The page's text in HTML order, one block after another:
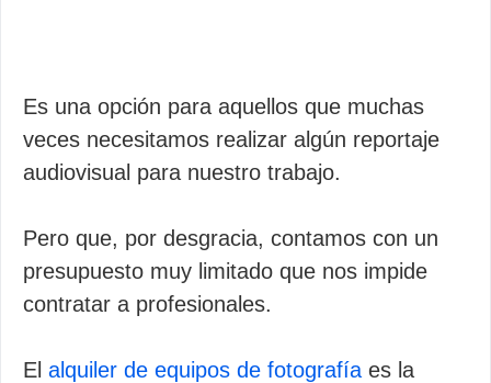
Es una opción para aquellos que muchas
veces necesitamos realizar algún reportaje
audiovisual para nuestro trabajo.
Pero que, por desgracia, contamos con un
presupuesto muy limitado que nos impide
contratar a profesionales.
El alquiler de equipos de fotografía es la